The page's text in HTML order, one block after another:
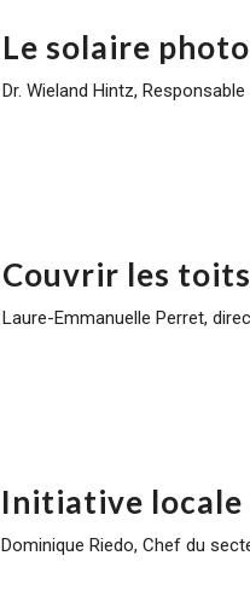
Le solaire
Dr. Wieland Hintz, Responsable
Couvrir les
Laure-Emmanuelle Perret,
Initiative locale
Dominique Riedo, Chef du